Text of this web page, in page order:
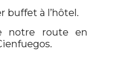
buffet à l’hôtel.
notre route en